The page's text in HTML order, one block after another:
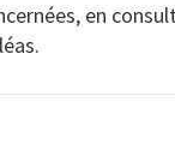
de forêt
en